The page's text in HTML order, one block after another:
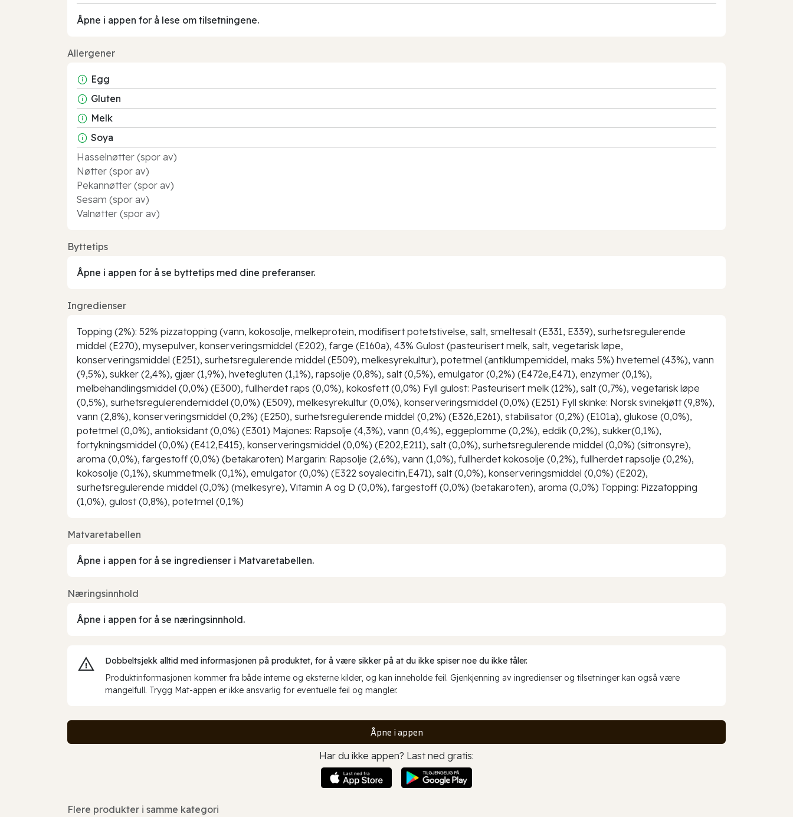
Åpne i appen for å lese om tilsetningene.
Allergener
Egg
Gluten
Melk
Soya
Hasselnøtter (spor av)
Nøtter (spor av)
Pekannøtter (spor av)
Sesam (spor av)
Valnøtter (spor av)
Byttetips
Åpne i appen for å se byttetips med dine preferanser.
Ingredienser
Topping (2%): 52% pizzatopping (vann, kokosolje, melkeprotein, modifisert potetstivelse, salt, smeltesalt (E331, E339), surhetsregulerende
middel (E270), mysepulver, konserveringsmiddel (E202), farge (E160a), 43% Gulost (pasteurisert melk, salt, vegetarisk løpe,
konserveringsmiddel (E251), surhetsregulerende middel (E509), melkesyrekultur), potetmel (antiklumpemiddel, maks 5%) hvetemel (43%), vann
(9,5%), sukker (2,4%), gjær (1,9%), hvetegluten (1,1%), rapsolje (0,8%), salt (0,5%), emulgator (0,2%) (E472e,E471), enzymer (0,1%),
melbehandlingsmiddel (0,0%) (E300), fullherdet raps (0,0%), kokosfett (0,0%) Fyll gulost: Pasteurisert melk (12%), salt (0,7%), vegetarisk løpe
(0,5%), surhetsregulerendemiddel (0,0%) (E509), melkesyrekultur (0,0%), konserveringsmiddel (0,0%) (E251) Fyll skinke: Norsk svinekjøtt (9,8%),
vann (2,8%), konserveringsmiddel (0,2%) (E250), surhetsregulerende middel (0,2%) (E326,E261), stabilisator (0,2%) (E101a), glukose (0,0%),
potetmel (0,0%), antioksidant (0,0%) (E301) Majones: Rapsolje (4,3%), vann (0,4%), eggeplomme (0,2%), eddik (0,2%), sukker(0,1%),
fortykningsmiddel (0,0%) (E412,E415), konserveringsmiddel (0,0%) (E202,E211), salt (0,0%), surhetsregulerende middel (0,0%) (sitronsyre),
aroma (0,0%), fargestoff (0,0%) (betakaroten) Margarin: Rapsolje (2,6%), vann (1,0%), fullherdet kokosolje (0,2%), fullherdet rapsolje (0,2%),
kokosolje (0,1%), skummetmelk (0,1%), emulgator (0,0%) (E322 soyalecitin,E471), salt (0,0%), konserveringsmiddel (0,0%) (E202),
surhetsregulerende middel (0,0%) (melkesyre), Vitamin A og D (0,0%), fargestoff (0,0%) (betakaroten), aroma (0,0%) Topping: Pizzatopping
(1,0%), gulost (0,8%), potetmel (0,1%)
Matvaretabellen
Åpne i appen for å se ingredienser i Matvaretabellen.
Næringsinnhold
Åpne i appen for å se næringsinnhold.
Dobbeltsjekk alltid med informasjonen på produktet, for å være sikker på at du ikke spiser noe du ikke tåler.
Produktinformasjonen kommer fra både interne og eksterne kilder, og kan inneholde feil. Gjenkjenning av ingredienser og tilsetninger kan også være
mangelfull. Trygg Mat-appen er ikke ansvarlig for eventuelle feil og mangler.
Åpne i appen
Har du ikke appen? Last ned gratis:
Flere produkter i samme kategori